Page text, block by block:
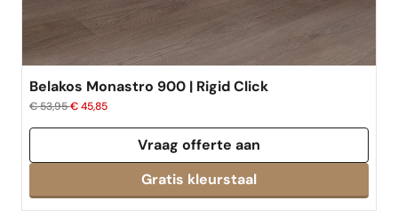
Belakos Monastro 900 | Rigid Click
€ 53,95€ 45,85
Vraag offerte aan